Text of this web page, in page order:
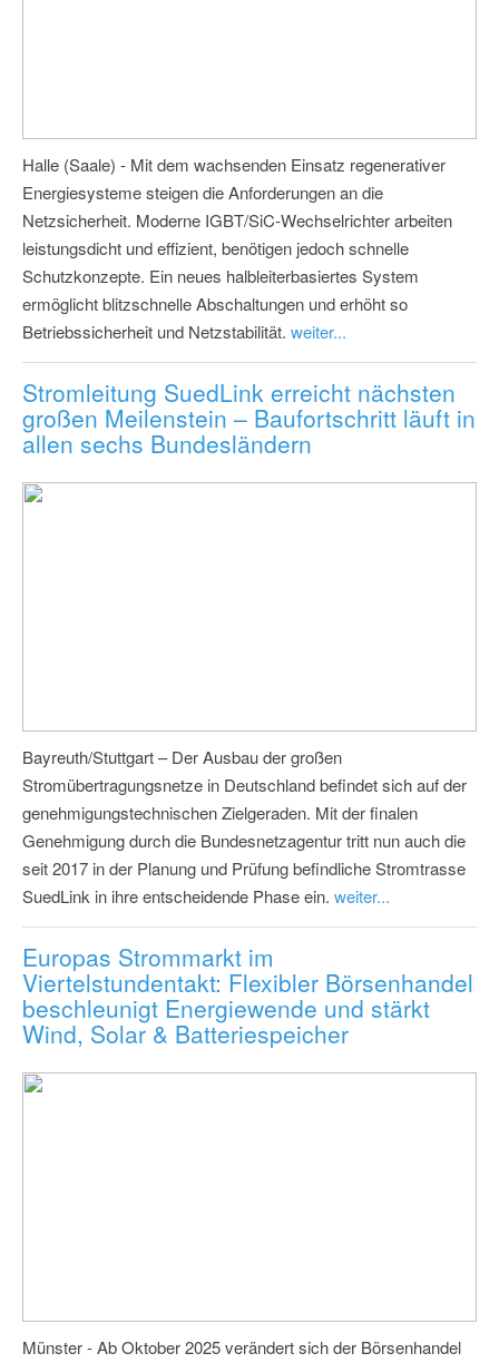
Halle (Saale) - Mit dem wachsenden Einsatz regenerativer
Energiesysteme steigen die Anforderungen an die
Netzsicherheit. Moderne IGBT/SiC-Wechselrichter arbeiten
leistungsdicht und effizient, benötigen jedoch schnelle
Schutzkonzepte. Ein neues halbleiterbasiertes System
ermöglicht blitzschnelle Abschaltungen und erhöht so
Betriebssicherheit und Netzstabilität. weiter...
Stromleitung SuedLink erreicht nächsten
großen Meilenstein – Baufortschritt läuft in
allen sechs Bundesländern
Bayreuth/Stuttgart – Der Ausbau der großen
Stromübertragungsnetze in Deutschland befindet sich auf der
genehmigungstechnischen Zielgeraden. Mit der finalen
Genehmigung durch die Bundesnetzagentur tritt nun auch die
seit 2017 in der Planung und Prüfung befindliche Stromtrasse
SuedLink in ihre entscheidende Phase ein. weiter...
Europas Strommarkt im
Viertelstundentakt: Flexibler Börsenhandel
beschleunigt Energiewende und stärkt
Wind, Solar & Batteriespeicher
Münster - Ab Oktober 2025 verändert sich der Börsenhandel